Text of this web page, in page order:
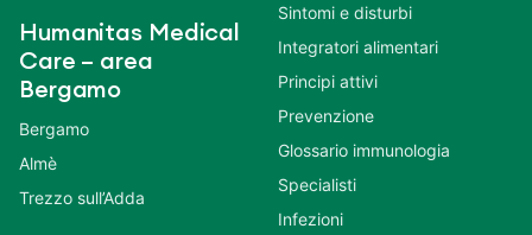
Humanitas Medical
Care – area
Bergamo
Bergamo
Almè
Trezzo sull’Adda
Sintomi e disturbi
Integratori alimentari
Principi attivi
Prevenzione
Glossario immunologia
Specialisti
Infezioni